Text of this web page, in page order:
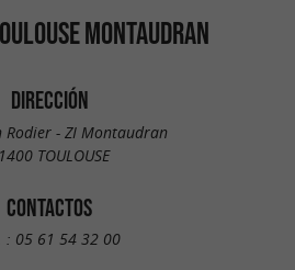
MONTAUDRAN
DIRECCIÓN
Rodier - ZI Montaudran
TOULOUSE
CONTACTOS
: 05 61 54 32 00